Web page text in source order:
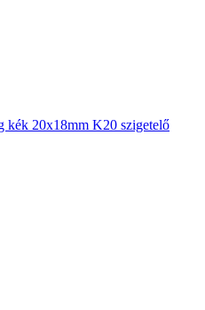
kék 20x18mm K20 szigetelő